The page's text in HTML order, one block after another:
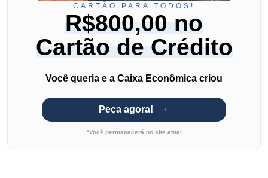
CARTÃO PARA TODOS!
R$800,00 no
Cartão de Crédito
Você queria e a Caixa Econômica criou
Peça agora!
*Você permanecerá no site atual